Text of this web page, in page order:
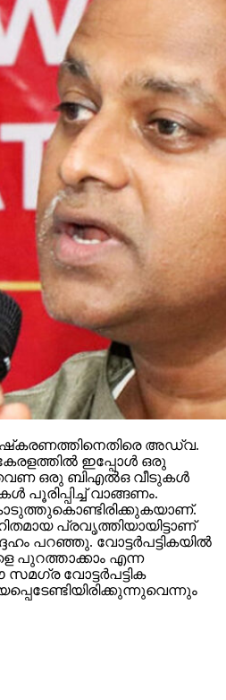
അഡ്വ.
ഇപ്പോള്‍ ഒരു
ഒരു ബിഎല്‍ഒ വീടുകള്‍
പൂരിപ്പിച്ച് വാങ്ങണം.
പ്രവൃത്തിയായിട്ടാണ്
പറഞ്ഞു. വോട്ടര്‍പട്ടികയില്‍
പുറത്താക്കാം എന്ന
വോട്ടര്‍പട്ടിക